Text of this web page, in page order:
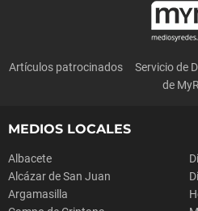
Artículos patrocinados Servicio de
de MyR
MEDIOS LOCALES
Albacete
Alcázar de San Juan
Argamasilla